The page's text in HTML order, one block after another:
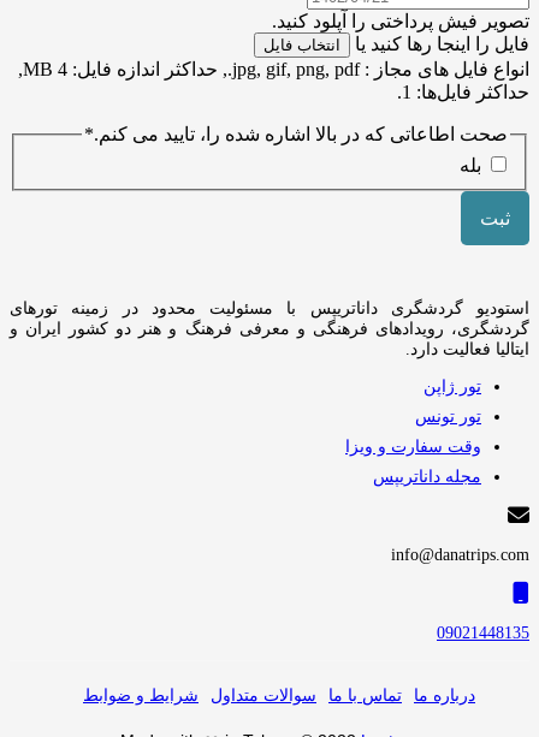
تصویر فیش پرداختی را آپلود کنید.
فایل را اینجا رها کنید یا
انتخاب فایل
انواع فایل های مجاز : jpg, gif, png, pdf., حداکثر اندازه فایل: 4 MB,
حداکثر فایل‌ها: 1.
صحت اطاعاتی که در بالا اشاره شده را، تایید می کنم.*
بله
استودیو گردشگری داناتریپس با مسئولیت محدود در زمینه تورهای
گردشگری، رویدادهای فرهنگی و معرفی فرهنگ و هنر دو کشور ایران و
ایتالیا فعالیت دارد.
تور ژاپن
تور تونس
وقت سفارت و ویزا
مجله داناتریپس
info@danatrips.com
09021448135
درباره ما تماس با ما سوالات متداول شرایط و ضوابط